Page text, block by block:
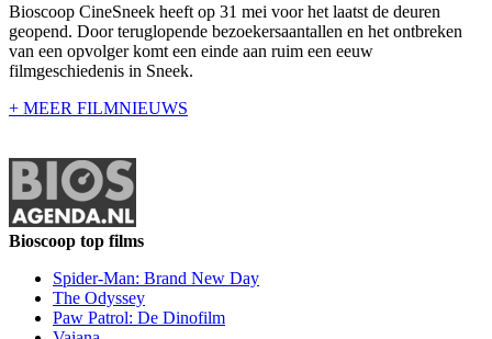
Bioscoop CineSneek heeft op 31 mei voor het laatst de deuren
geopend. Door teruglopende bezoekersaantallen en het ontbreken
van een opvolger komt een einde aan ruim een eeuw
filmgeschiedenis in Sneek.
+ MEER FILMNIEUWS
Bioscoop top films
Spider-Man: Brand New Day
The Odyssey
Paw Patrol: De Dinofilm